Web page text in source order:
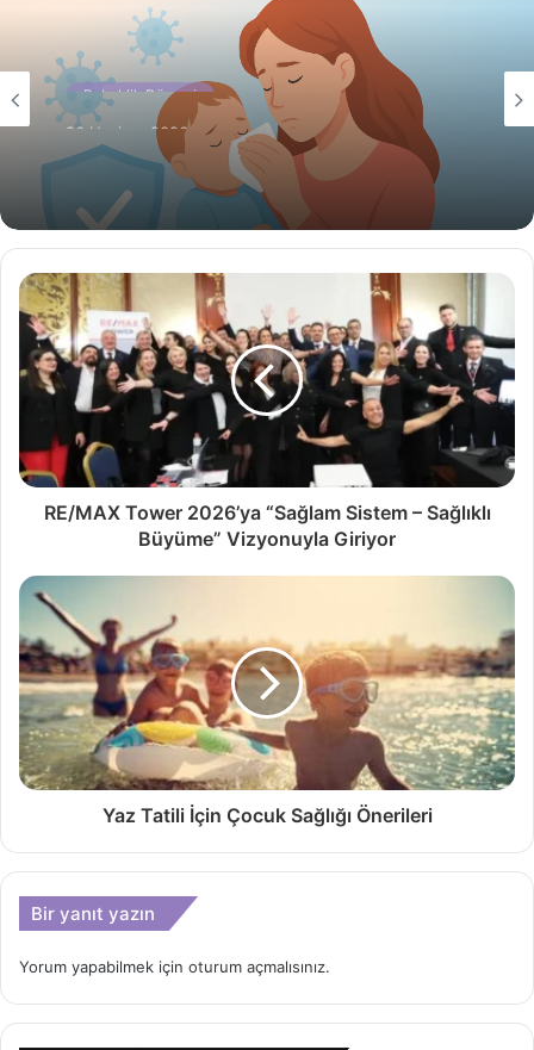
Bebeklik Dönemi
20 Haziran 2026
Bebeklerde Grip ve Soğuk Algınlığından
Korunma Yolları
RE/MAX Tower 2026’ya “Sağlam Sistem – Sağlıklı
Büyüme” Vizyonuyla Giriyor
Yaz Tatili İçin Çocuk Sağlığı Önerileri
Bir yanıt yazın
Yorum yapabilmek için oturum açmalısınız.